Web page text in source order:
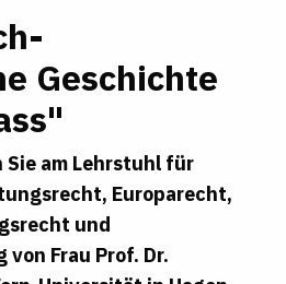
Geschichte
Sie am Lehrstuhl für
Europarecht,
und
Frau Prof. Dr.